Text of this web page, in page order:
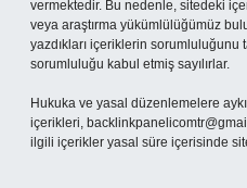
vermektedir. Bu nedenle, sitedeki
veya araştırma yükümlülüğümüz
yazdıkları içeriklerin sorumluluğunu
sorumluluğu kabul etmiş sayılırlar.
Hukuka ve yasal düzenlemelere
içerikleri,
ilgili içerikler yasal süre içerisinde